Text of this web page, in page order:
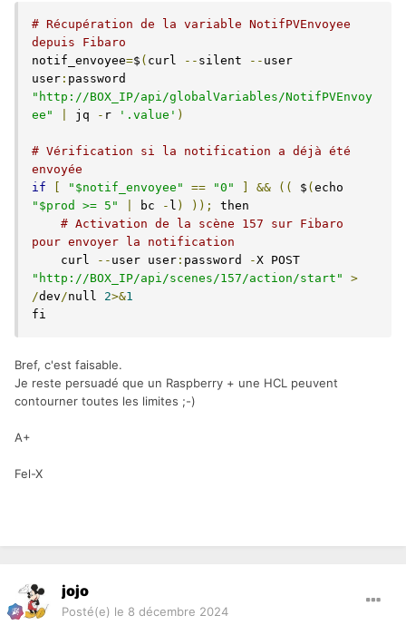
# Récupération de la variable NotifPVEnvoyee
depuis Fibaro
notif_envoyee=$ ( curl -- silent -- user
user :
"http://BOX_IP/api/globalVariables/NotifPVEnvoy
ee"
jq - r '.value' )
# Vérification si la notification a déjà été
envoyée
if
"$notif_envoyee" == "0" && (( $ (
"$prod >= 5"
bc - l ) ));
then
# Activation de la scène 157 sur Fibaro
pour envoyer la notification
    curl
-- user user : password -
"http://BOX_IP/api/scenes/157/action/start"
>
/dev/null 2>&1
fi
Bref, c'est faisable.
Je reste persuadé que un Raspberry + une HCL peuvent
contourner toutes les limites ;-)
A+
Fel-X
jojo
Posté(e) le 8 décembre 2024